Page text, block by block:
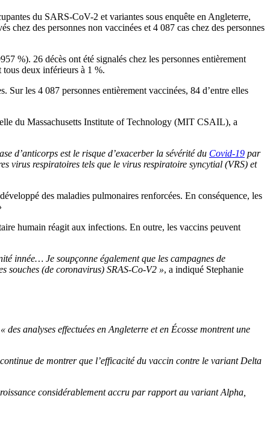
du SARS-CoV-2 et variantes sous enquête en Angleterre,
des personnes non vaccinées et 4 087 cas chez des personnes
%). 26 décès ont été signalés chez les personnes entièrement
tous deux inférieurs à 1 %.
Sur les 4 087 personnes entièrement vaccinées, 84 d’entre elles
du Massachusetts Institute of Technology (MIT CSAIL), a
d’anticorps est le risque d’exacerber la sévérité du Covid-19 par
virus respiratoires tels que le virus respiratoire syncytial (VRS) et
des maladies pulmonaires renforcées. En conséquence, les
humain réagit aux infections. En outre, les vaccins peuvent
innée… Je soupçonne également que les campagnes de
souches (de coronavirus) SRAS-Co-V2 », a indiqué Stephanie
« des analyses effectuées en Angleterre et en Écosse montrent une
de montrer que l’efficacité du vaccin contre le variant Delta
considérablement accru par rapport au variant Alpha,